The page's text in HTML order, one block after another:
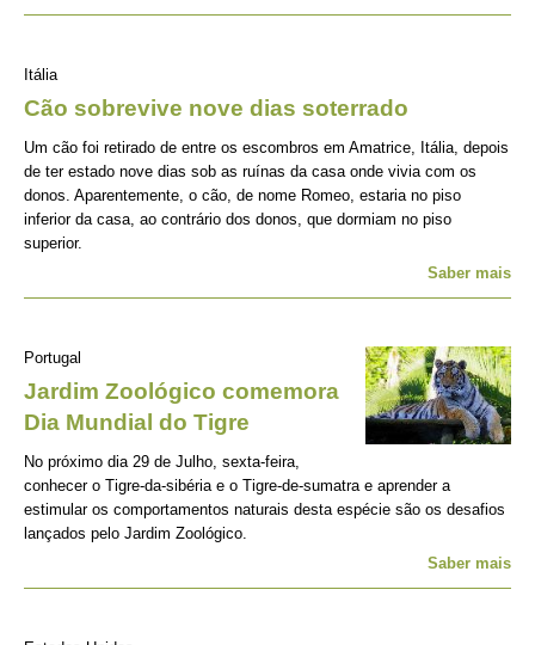
Itália
Cão sobrevive nove dias soterrado
Um cão foi retirado de entre os escombros em Amatrice, Itália, depois
de ter estado nove dias sob as ruínas da casa onde vivia com os
donos. Aparentemente, o cão, de nome Romeo, estaria no piso
inferior da casa, ao contrário dos donos, que dormiam no piso
superior.
Saber mais
Portugal
Jardim Zoológico comemora
Dia Mundial do Tigre
No próximo dia 29 de Julho, sexta-feira,
conhecer o Tigre-da-sibéria e o Tigre-de-sumatra e aprender a
estimular os comportamentos naturais desta espécie são os desafios
lançados pelo Jardim Zoológico.
Saber mais